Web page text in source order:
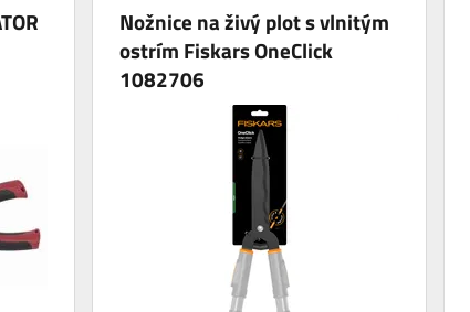
Nožnice na živý plot s vlnitým
ostrím Fiskars OneClick
1082706